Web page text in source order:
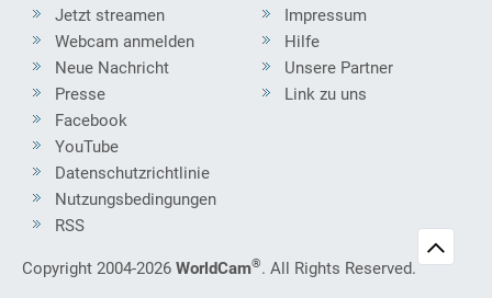
Jetzt streamen
Webcam anmelden
Neue Nachricht
Presse
Impressum
Hilfe
Unsere Partner
Link zu uns
Facebook
YouTube
Datenschutzrichtlinie
Nutzungsbedingungen
RSS
Copyright 2004-2026 WorldCam®. All Rights Reserved.